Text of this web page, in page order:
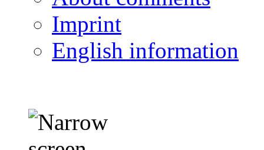
Imprint
English information